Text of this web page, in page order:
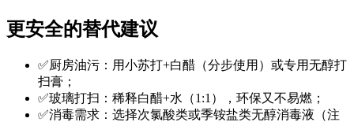
更安全的替代建议
✅厨房油污：用小苏打+白醋（分步使用）或专用无醇打
扫膏；
✅玻璃打扫：稀释白醋+水（1:1），环保又不易燃；
✅消毒需求：选择次氯酸类或季铵盐类无醇消毒液（注